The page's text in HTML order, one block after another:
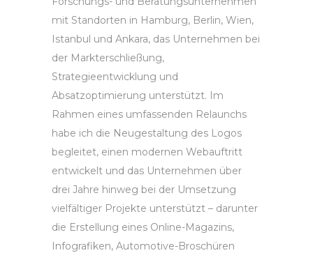
mit Standorten in Hamburg, Berlin, Wien,
Istanbul und Ankara, das Unternehmen bei
der Markterschließung,
Strategieentwicklung und
Absatzoptimierung unterstützt. Im
Rahmen eines umfassenden Relaunchs
habe ich die Neugestaltung des Logos
begleitet, einen modernen Webauftritt
entwickelt und das Unternehmen über
drei Jahre hinweg bei der Umsetzung
vielfältiger Projekte unterstützt – darunter
die Erstellung eines Online-Magazins,
Infografiken, Automotive-Broschüren